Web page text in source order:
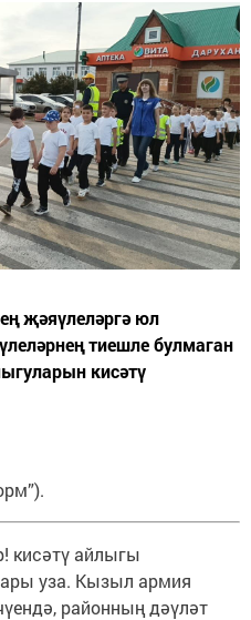
җәяүлеләргә юл
тиешле булмаган
кисәтү
кисәтү айлыгы
уза. Кызыл армия
районның дәүләт